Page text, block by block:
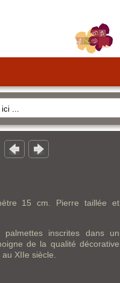
15 cm. Pierre taillée et
inscrites dans un
de la qualité décorative
XIIe siècle.